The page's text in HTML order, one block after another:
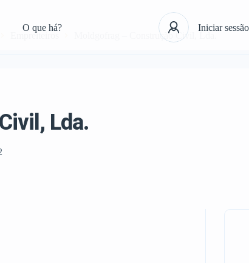
O que há? Iniciar sessão
Empreiteiros Moldgofrag – Construção Civil, Lda.
Lda.